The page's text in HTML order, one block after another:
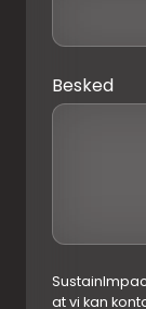
Besked
at vi kan